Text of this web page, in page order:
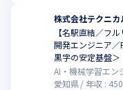
株式会社テクニカ
【名駅直結／フ
開発エンジニア
黒字の安定基盤＞
AI・機械学習エン
愛知県
年収 : 450